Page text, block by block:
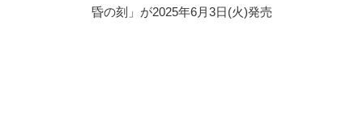
昏の刻」が2025年6月3日(火)発売